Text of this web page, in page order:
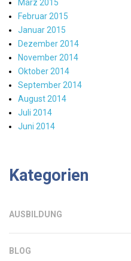
März 2015
Februar 2015
Januar 2015
Dezember 2014
November 2014
Oktober 2014
September 2014
August 2014
Juli 2014
Juni 2014
Kategorien
AUSBILDUNG
BLOG